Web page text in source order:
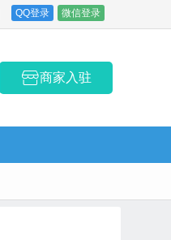
QQ登录 微信登录
商家入驻